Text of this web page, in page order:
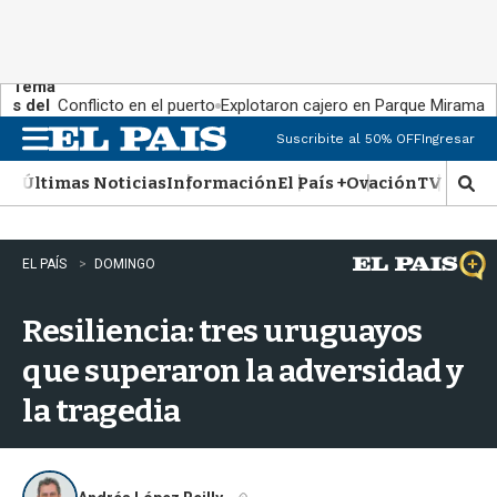
Tema
s del
día:
Conflicto en el puerto Explotaron cajero en Parque Miramar
n
u
Suscribite al 50% OFFIngresar
Últimas NoticiasInformaciónEl País +OvaciónTV Show
M
o
s
t
r
EL PAÍS DOMINGO
Resiliencia: tres uruguayos
que superaron la adversidad y
la tragedia